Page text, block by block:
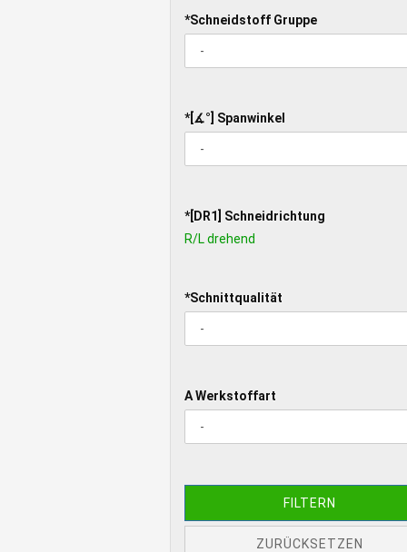
*SCHNEIDSTOFF
GRUPPE
*Schneidstoff Gruppe
*
[∡°]
SPANWINKEL
*[∡°] Spanwinkel
*
[DR1]
*[DR1] Schneidrichtung
R/L drehend
*SCHNITTQUALITÄT
*Schnittqualität
A
WERKSTOFFART
A Werkstoffart
FILTERN
ZURÜCKSETZEN